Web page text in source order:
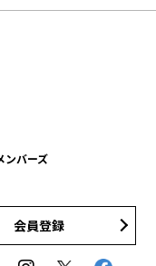
ンバーズ
会員登録